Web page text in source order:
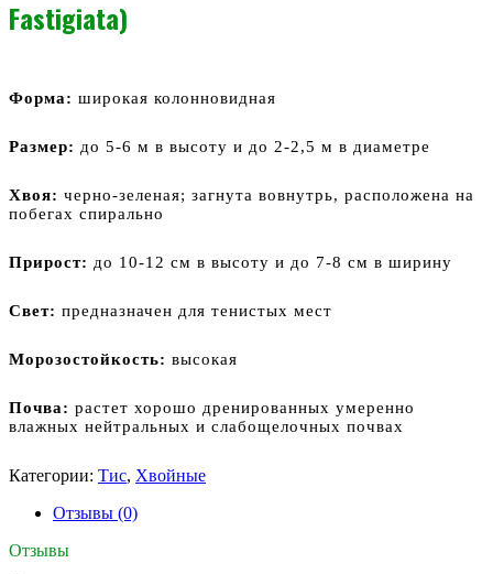
Fastigiata)
Форма: широкая колонновидная
Размер: до 5-6 м в высоту и до 2-2,5 м в диаметре
Хвоя: черно-зеленая; загнута вовнутрь, расположена на
побегах спирально
Прирост: до 10-12 см в высоту и до 7-8 см в ширину
Свет: предназначен для тенистых мест
Морозостойкость: высокая
Почва: растет хорошо дренированных умеренно
влажных нейтральных и слабощелочных почвах
Категории: Тис, Хвойные
Отзывы (0)
Отзывы